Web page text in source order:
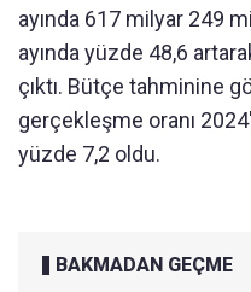
ayında 617 milyar 249
ayında yüzde 48,6
çıktı. Bütçe tahminine
gerçekleşme oranı
yüzde 7,2 oldu.
BAKMADAN GEÇME